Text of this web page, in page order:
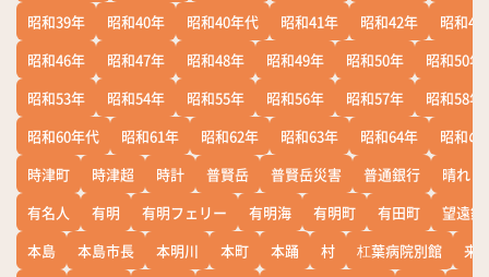
昭和39年
昭和40年 昭和40年代 昭和41年 昭和42年
昭和43
昭和46年
昭和47年 昭和48年 昭和49年 昭和50年
昭和50年
昭和53年
昭和54年 昭和55年 昭和56年 昭和57年
昭和58年
昭和60年代
昭和61年 昭和62年 昭和63年 昭和64年
昭和の
時津町
時津超 時計 普賢岳 普賢岳災害 普通銀行
晴れ
有名人
有明 有明フェリー 有明海 有明町 有田町
望遠鏡
本島
本島市長 本明川 本町 本踊 村 杠葉病院別館
来